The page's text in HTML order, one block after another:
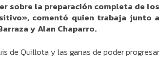
sobre la preparación completa de los
comentó quien trabaja junto a
y Alan Chaparro.
de Quillota y las ganas de poder progresar